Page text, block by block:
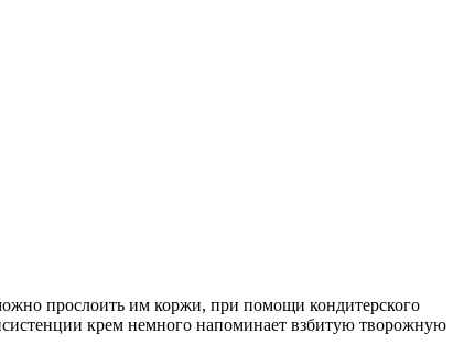
прослоить им коржи, при помощи кондитерского
крем немного напоминает взбитую творожную